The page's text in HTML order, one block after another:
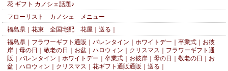
花 ギフト カノシェ話題♪
フローリスト カノシェ メニュー
福島県｜花束 全国宅配 花屋｜送る｜
福島県｜フラワーギフト通販｜バレンタイン｜ホワイトデー｜卒業式｜お彼
岸｜母の日｜敬老の日｜お盆｜ハロウィン｜クリスマス｜フラワーギフト通
販｜バレンタイン｜ホワイトデー｜卒業式｜お彼岸｜母の日｜敬老の日｜お
盆｜ハロウィン｜クリスマス｜花ギフト通販通販｜送る｜